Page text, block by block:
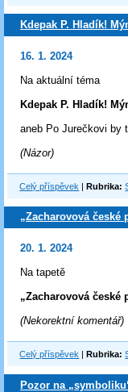
Kdepak P. Hladík!
16. 1. 2024
Na aktuální téma
Kdepak P. Hladík!
aneb Po Jurečkovi by
(Názor)
Celý příspěvek |Rubrika:
„Zacharovová
20. 1. 2024
Na tapetě
„Zacharovová
(Nekorektní komentář)
Celý příspěvek |Rubrika:
Pozor na